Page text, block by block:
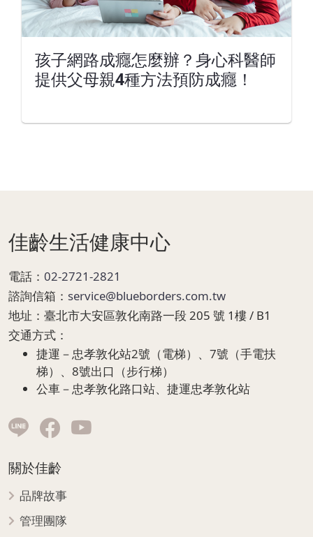
孩子網路成癮怎麼辦？身心科醫師
提供父母親4種方法預防成癮！
佳齡生活健康中心
電話： 02-2721-2821
諮詢信箱： service@blueborders.com.tw
地址： 臺北市大安區敦化南路一段 205 號 1樓 / B1
交通方式：
捷運－忠孝敦化站2號（電梯）、7號（手電扶
梯）、8號出口（步行梯）
公車－忠孝敦化路口站、捷運忠孝敦化站
關於佳齡
品牌故事
管理團隊